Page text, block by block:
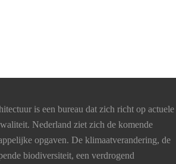
is een bureau dat zich richt op actuele
Nederland ziet zich de komende
opgaven. De klimaatverandering, de
biodiversiteit, een verdrogend